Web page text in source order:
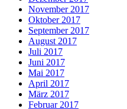
November 2017
Oktober 2017
September 2017
August 2017
Juli 2017
Juni 2017
Mai 2017
April 2017
März 2017
Februar 2017